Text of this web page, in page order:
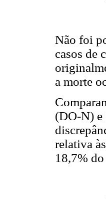
Não foi
casos de
a morte
(DO-N) e
relativa
18,7%